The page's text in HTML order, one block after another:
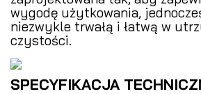
wygodę użytkowania,
niezwykle trwałą i łatwą w
czystości.
SPECYFIKACJA